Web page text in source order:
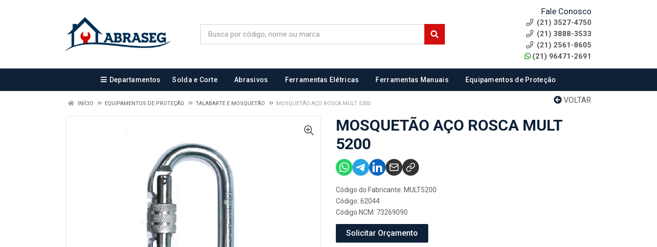
Fale Conosco
(21) 3527-4750
(21) 3888-3533
(21) 2561-8605
(21) 96471-2691
Departamentos Solda e Corte Abrasivos Ferramentas Elétricas Ferramentas Manuais Equipamentos de Proteção
VOLTAR
INÍCIO EQUIPAMENTOS DE PROTEÇÃO TALABARTE E MOSQUETÃO MOSQUETÃO AÇO ROSCA MULT 5200
MOSQUETÃO AÇO ROSCA MULT
5200
Código do Fabricante: MULT5200
Código: 62044
Código NCM: 73269090
Solicitar Orçamento